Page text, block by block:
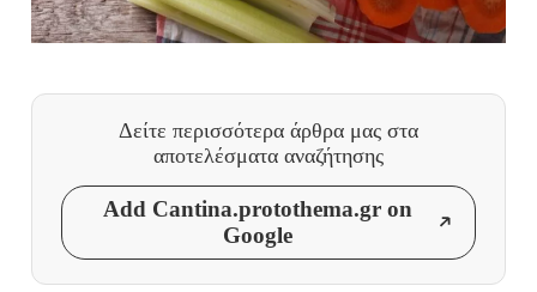
Δείτε περισσότερα άρθρα μας στα
αποτελέσματα αναζήτησης
Add Cantina.protothema.gr on
Google